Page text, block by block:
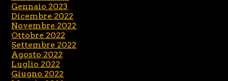
Gennaio 2023
Dicembre 2022
Novembre 2022
Ottobre 2022
Settembre 2022
Agosto 2022
Luglio 2022
Giugno 2022